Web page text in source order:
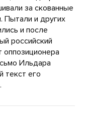
за скованные
Пытали и других
и после
российский
Ильдара
текст его